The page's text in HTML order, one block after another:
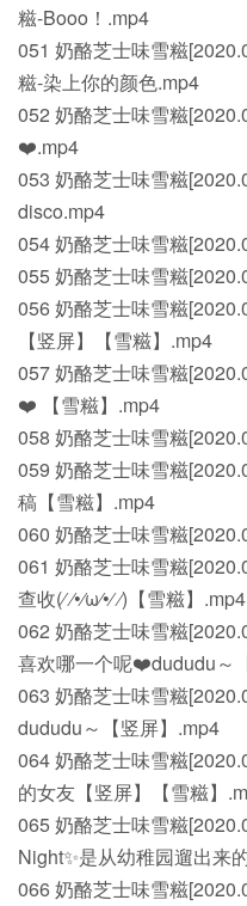
糍-Booo！.mp4
051 奶酪芝士味雪糍
糍-染上你的颜色.mp4
052 奶酪芝士味雪糍
❤️.mp4
053 奶酪芝士味雪糍
disco.mp4
054 奶酪芝士味雪糍
055 奶酪芝士味雪糍
056 奶酪芝士味雪糍
【竖屏】【雪糍】.mp4
057 奶酪芝士味雪糍
❤️ 【雪糍】.mp4
058 奶酪芝士味雪糍
059 奶酪芝士味雪糍
稿【雪糍】.mp4
060 奶酪芝士味雪糍
061 奶酪芝士味雪糍
查收(⁄ ⁄•⁄ω⁄•⁄ ⁄)【雪糍】.mp4
062 奶酪芝士味雪糍
喜欢哪一个呢❤️dududu～
063 奶酪芝士味雪糍
dududu～【竖屏】.mp4
064 奶酪芝士味雪糍
的女友【竖屏】【雪糍】
065 奶酪芝士味雪糍
Night✨是从幼稚园遛出来
066 奶酪芝士味雪糍